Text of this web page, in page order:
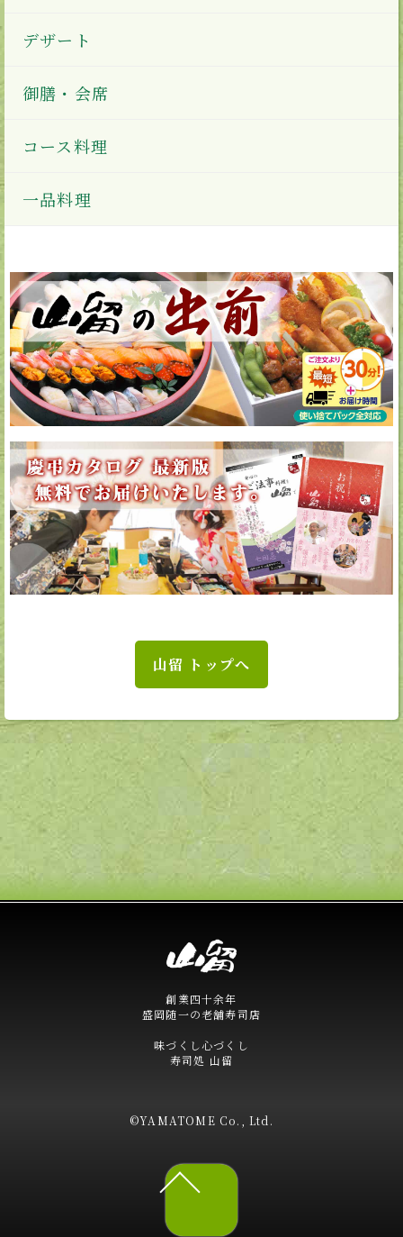
デザート
御膳・会席
コース料理
一品料理
山留 トップへ
創業四十余年
盛岡随一の老舗寿司店
味づくし心づくし
寿司処 山留
©YAMATOME Co., Ltd.